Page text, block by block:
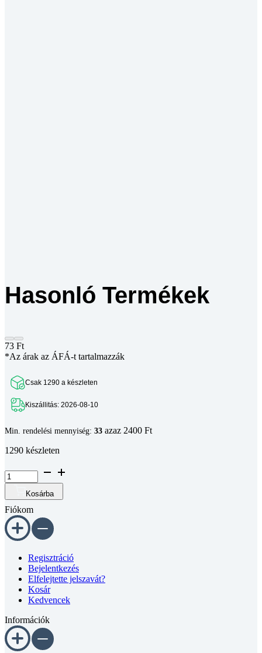
Hasonló Termékek
73 Ft
*Az árak az ÁFÁ-t tartalmazzák
Csak 1290 a készleten
Kiszállitás: 2026-08-10
Min. rendelési mennyiség: 33 azaz 2400 Ft
1290 készleten
Félgömbfejű
belső
kulcsnyílású
csavar
DIN
7380
A2
M5x14
mennyiség
Kosárba
Fiókom
Regisztráció
Bejelentkezés
Elfelejtette jelszavát?
Kosár
Kedvencek
Információk